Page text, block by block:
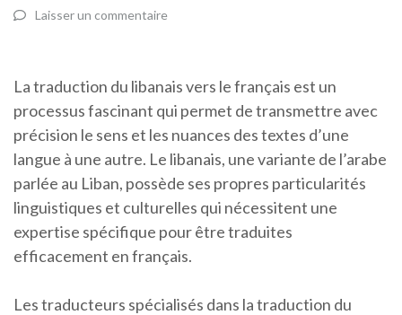
Laisser un commentaire
La traduction du libanais vers le français est un
processus fascinant qui permet de transmettre avec
précision le sens et les nuances des textes d’une
langue à une autre. Le libanais, une variante de l’arabe
parlée au Liban, possède ses propres particularités
linguistiques et culturelles qui nécessitent une
expertise spécifique pour être traduites
efficacement en français.
Les traducteurs spécialisés dans la traduction du